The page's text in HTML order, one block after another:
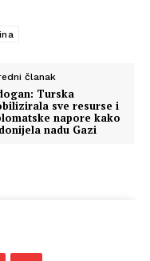
članak
Turska
sve resurse i
napore kako
nadu Gazi